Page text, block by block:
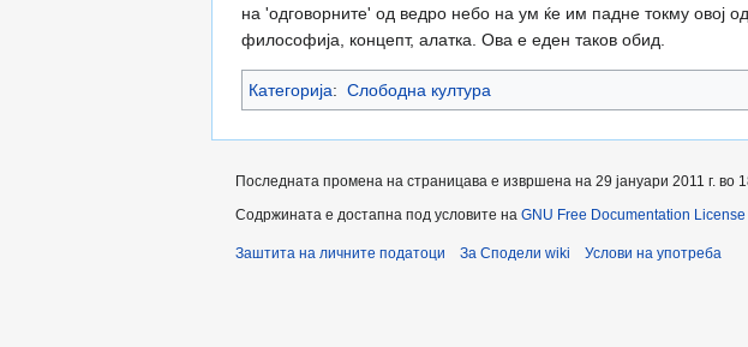
на 'одговорните' од ведро небо на ум ќе им падне токму овој
философија, концепт, алатка. Ова е еден таков обид.
Категорија: Слободна култура
Последната промена на страницава е извршена на 29 јануари 2011 г. во
Содржината е достапна под условите на GNU Free Documentation
Заштита на личните податоци За Сподели wiki Услови на употреба